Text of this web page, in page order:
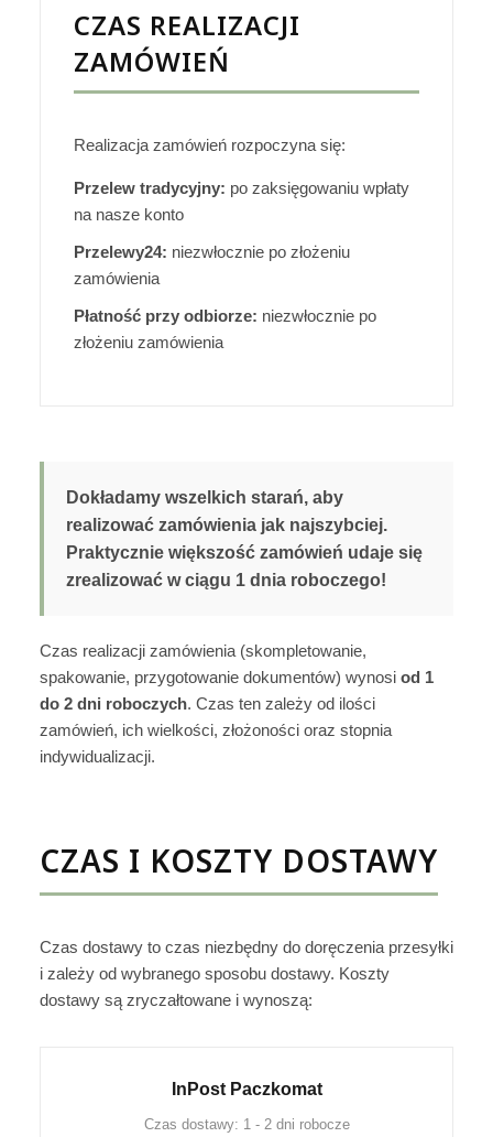
CZAS REALIZACJI
ZAMÓWIEŃ
Realizacja zamówień rozpoczyna się:
Przelew tradycyjny: po zaksięgowaniu wpłaty
na nasze konto
Przelewy24: niezwłocznie po złożeniu
zamówienia
Płatność przy odbiorze: niezwłocznie po
złożeniu zamówienia
Dokładamy wszelkich starań, aby
realizować zamówienia jak najszybciej.
Praktycznie większość zamówień udaje się
zrealizować w ciągu 1 dnia roboczego!
Czas realizacji zamówienia (skompletowanie,
spakowanie, przygotowanie dokumentów) wynosi od 1
do 2 dni roboczych. Czas ten zależy od ilości
zamówień, ich wielkości, złożoności oraz stopnia
indywidualizacji.
CZAS I KOSZTY DOSTAWY
Czas dostawy to czas niezbędny do doręczenia przesyłki
i zależy od wybranego sposobu dostawy. Koszty
dostawy są zryczałtowane i wynoszą:
InPost Paczkomat
Czas dostawy: 1 - 2 dni robocze